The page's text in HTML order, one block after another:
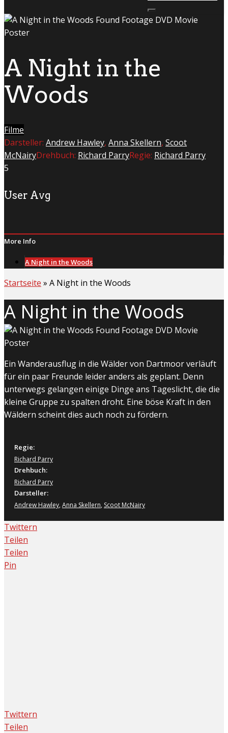
A Night in the
Woods
Filme
Darsteller: Andrew Hawley, Anna Skellern, Scoot
McNairyDrehbuch: Richard ParryRegie: Richard Parry
5
User Avg
More Info
A Night in the Woods
Startseite » A Night in the Woods
A Night in the Woods
Ein Wanderausflug in die Wälder von Dartmoor verläuft
für ein paar Freunde leider anders als geplant. Denn
unterwegs gelangen einige Dinge ans Tageslicht, die die
kleine Gruppe zu spalten droht. Eine böse Kraft in den
Wäldern scheint dies auch noch zu fördern.
Regie:
Richard Parry
Drehbuch:
Richard Parry
Darsteller:
Andrew Hawley, Anna Skellern, Scoot McNairy
Twittern
Teilen
Teilen
Pin
Twittern
Teilen